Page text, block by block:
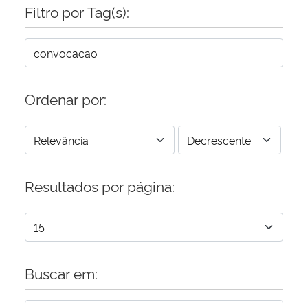
Filtro por Tag(s):
Ordenar por:
Resultados por página:
Buscar em: